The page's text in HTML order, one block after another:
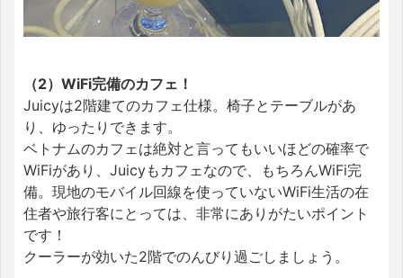
（2）WiFi完備のカフェ！
Juicyは2階建てのカフェ仕様。椅子とテーブルがあ
り、ゆったりできます。
ベトナムのカフェは絶対と言ってもいいほどの確率で
WiFiがあり、Juicyもカフェなので、もちろんWiFi完
備。現地のモバイル回線を使っていないWiFi生活の在
住者や旅行客にとっては、非常にありがたいポイント
です！
クーラーが効いた2階でのんびり過ごしましょう。